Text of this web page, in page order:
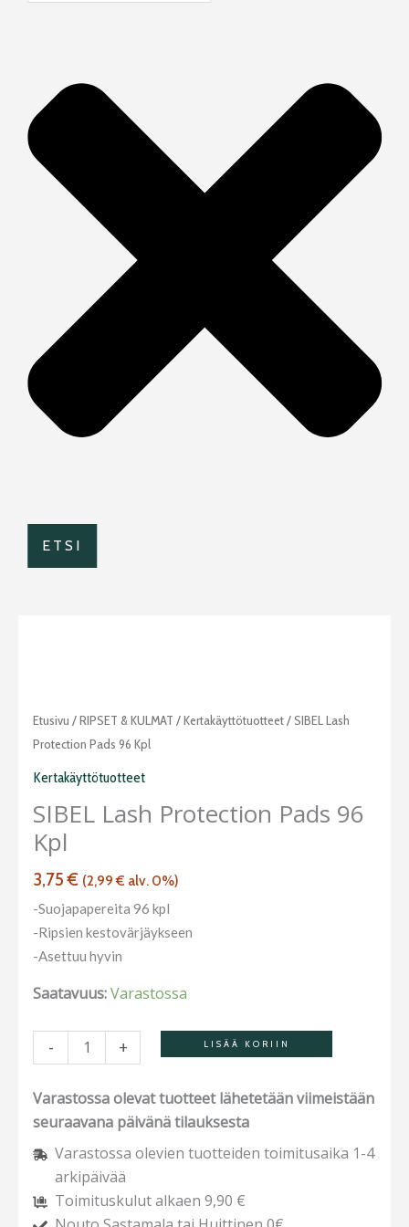
Etusivu /RIPSET & KULMAT /Kertakäyttötuotteet/ SIBEL Lash
Protection Pads 96 Kpl
Kertakäyttötuotteet
SIBEL Lash Protection Pads 96
Kpl
3,75€ (2,99€ alv. 0%)
-Suojapapereita 96 kpl
-Ripsien kestovärjäykseen
-Asettuu hyvin
Saatavuus:Varastossa
-
SIBEL
Lash
Protection
96
kpl
määrä
+ LISÄÄ KORIIN
Varastossa olevat tuotteet lähetetään viimeistään
seuraavana päivänä tilauksesta
Varastossa olevien tuotteiden toimitusaika 1-4
arkipäivää
Toimituskulut alkaen 9,90 €
ETSI